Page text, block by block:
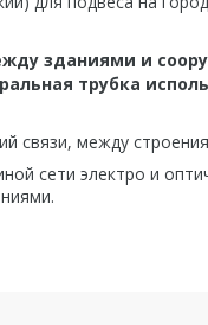
зданиями и
трубка
связи, между
сети электро и